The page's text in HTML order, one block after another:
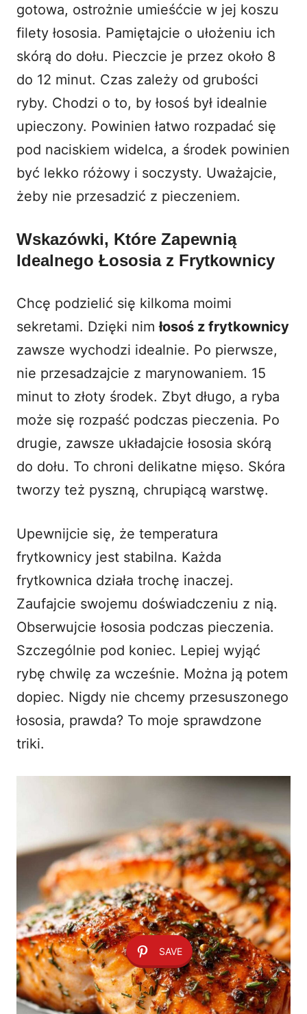
gotowa, ostrożnie umieśćcie w jej koszu
filety łososia. Pamiętajcie o ułożeniu ich
skórą do dołu. Pieczcie je przez około 8
do 12 minut. Czas zależy od grubości
ryby. Chodzi o to, by łosoś był idealnie
upieczony. Powinien łatwo rozpadać się
pod naciskiem widelca, a środek powinien
być lekko różowy i soczysty. Uważajcie,
żeby nie przesadzić z pieczeniem.
Wskazówki, Które Zapewnią
Idealnego Łososia z Frytkownicy
Chcę podzielić się kilkoma moimi
sekretami. Dzięki nimłosoś z frytkownicy
zawsze wychodzi idealnie. Po pierwsze,
nie przesadzajcie z marynowaniem. 15
minut to złoty środek. Zbyt długo, a ryba
może się rozpaść podczas pieczenia. Po
drugie, zawsze układajcie łososia skórą
do dołu. To chroni delikatne mięso. Skóra
tworzy też pyszną, chrupiącą warstwę.
Upewnijcie się, że temperatura
frytkownicy jest stabilna. Każda
frytkownica działa trochę inaczej.
Zaufajcie swojemu doświadczeniu z nią.
Obserwujcie łososia podczas pieczenia.
Szczególnie pod koniec. Lepiej wyjąć
rybę chwilę za wcześnie. Można ją potem
dopiec. Nigdy nie chcemy przesuszonego
łososia, prawda? To moje sprawdzone
triki.
SAVE